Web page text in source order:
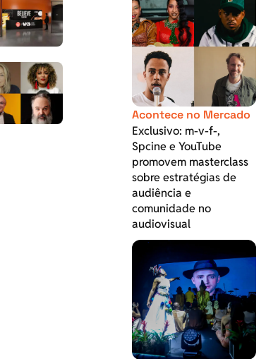
Acontece no Mercado
Exclusivo: m-v-f-,
Spcine e YouTube
promovem masterclass
sobre estratégias de
audiência e
comunidade no
audiovisual